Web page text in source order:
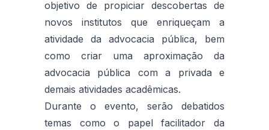
objetivo de propiciar descobertas de
novos institutos que enriqueçam a
atividade da advocacia pública, bem
como criar uma aproximação da
advocacia pública com a privada e
demais atividades acadêmicas.
Durante o evento, serão debatidos
temas como o papel facilitador da